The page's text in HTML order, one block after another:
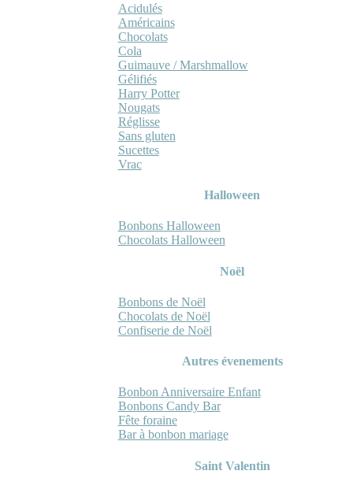
Acidulés
Américains
Chocolats
Cola
Guimauve / Marshmallow
Gélifiés
Harry Potter
Nougats
Réglisse
Sans gluten
Sucettes
Vrac
Halloween
Bonbons Halloween
Chocolats Halloween
Noël
Bonbons de Noël
Chocolats de Noël
Confiserie de Noël
Autres évenements
Bonbon Anniversaire Enfant
Bonbons Candy Bar
Fête foraine
Bar à bonbon mariage
Saint Valentin